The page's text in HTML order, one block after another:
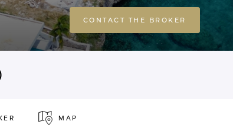
CONTACT THE BROKER
MAP